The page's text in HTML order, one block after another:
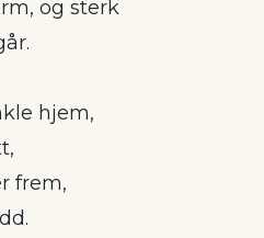
og sterk
hjem,
frem,